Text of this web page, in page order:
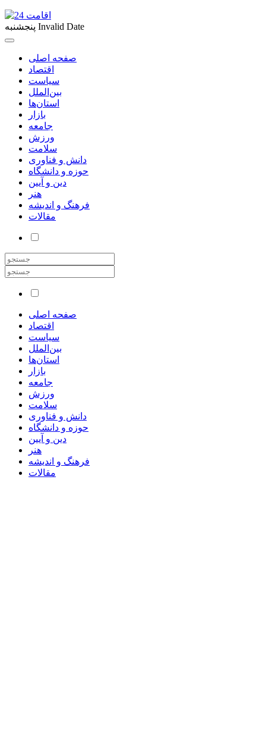
پنجشنبه Invalid Date
صفحه اصلی
اقتصاد
سیاست
بین‌الملل
استان‌ها
بازار
جامعه
ورزش
سلامت
دانش و فناوری
حوزه و دانشگاه
دین و آیین
هنر
فرهنگ و اندیشه
مقالات
صفحه اصلی
اقتصاد
سیاست
بین‌الملل
استان‌ها
بازار
جامعه
ورزش
سلامت
دانش و فناوری
حوزه و دانشگاه
دین و آیین
هنر
فرهنگ و اندیشه
مقالات